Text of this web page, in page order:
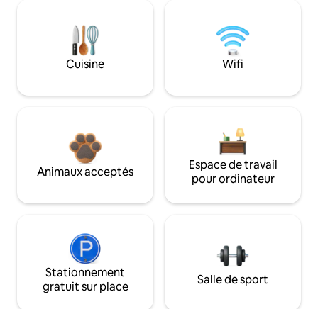
Cuisine Wifi
Animaux acceptés
Espace de travail
pour ordinateur
Stationnement
gratuit sur place
Salle de sport